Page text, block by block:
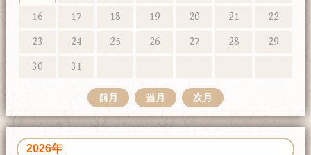
16
17 18 19 20 21
22
23
24 25 26 27 28
29
30
31
前月 当月 次月
2026年